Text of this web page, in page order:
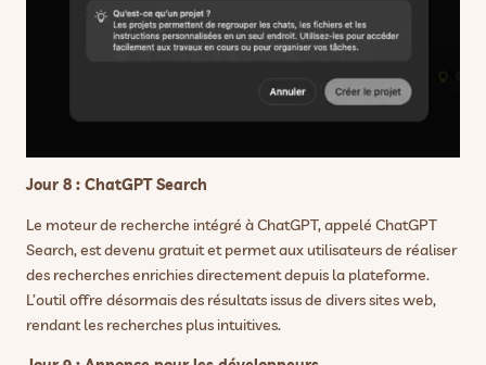
Jour 8 : ChatGPT Search
Le moteur de recherche intégré à ChatGPT, appelé ChatGPT
Search, est devenu gratuit et permet aux utilisateurs de réaliser
des recherches enrichies directement depuis la plateforme.
L’outil offre désormais des résultats issus de divers sites web,
rendant les recherches plus intuitives.